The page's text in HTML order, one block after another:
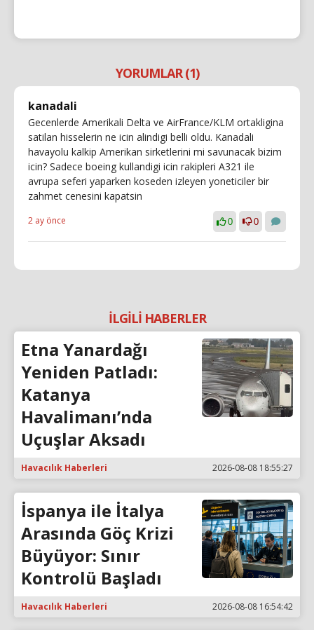
YORUMLAR (1)
kanadali
Gecenlerde Amerikali Delta ve AirFrance/KLM ortakligina
satilan hisselerin ne icin alindigi belli oldu. Kanadali
havayolu kalkip Amerikan sirketlerini mi savunacak bizim
icin? Sadece boeing kullandigi icin rakipleri A321 ile
avrupa seferi yaparken koseden izleyen yoneticiler bir
zahmet cenesini kapatsin
2 ay önce 0 0
İLGİLİ HABERLER
Etna Yanardağı
Yeniden Patladı:
Katanya
Havalimanı’nda
Uçuşlar Aksadı
Havacılık Haberleri 2026-08-08 18:55:27
İspanya ile İtalya
Arasında Göç Krizi
Büyüyor: Sınır
Kontrolü Başladı
Havacılık Haberleri 2026-08-08 16:54:42